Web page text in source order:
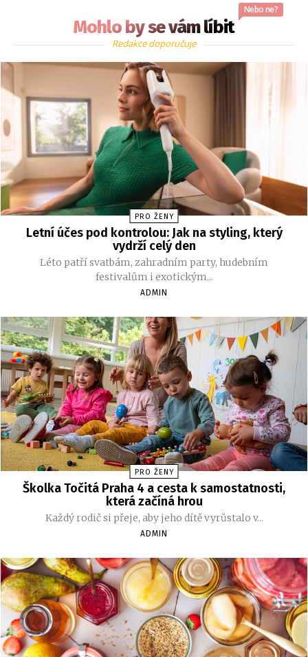
Mohlo by se vám líbit
Nebo ne?
Redakce doporučuje
PRO ŽENY
Letní účes pod kontrolou: Jak na styling, který
vydrží celý den
Léto patří svatbám, zahradním party, hudebním
festivalům i exotickým...
ADMIN
PRO ŽENY
Školka Točitá Praha 4 a cesta k samostatnosti,
která začíná hrou
Každý rodič si přeje, aby jeho dítě vyrůstalo v...
ADMIN